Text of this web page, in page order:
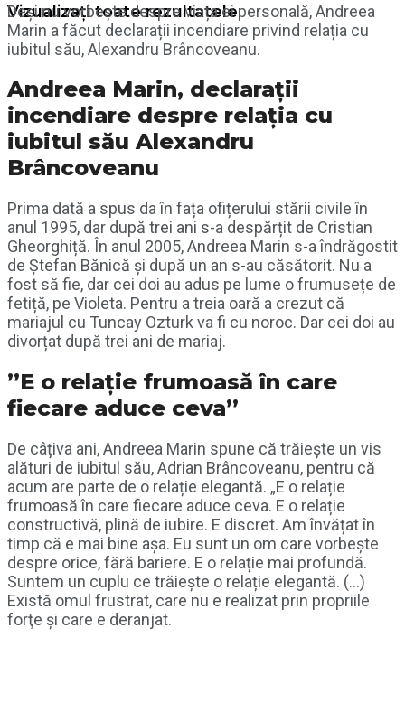
Vizualizați toate rezultatele
Deși nu vorbește despre viața ei personală, Andreea
Marin a făcut declarații incendiare privind relația cu
iubitul său, Alexandru Brâncoveanu.
Andreea Marin, declarații
incendiare despre relația cu
iubitul său Alexandru
Brâncoveanu
Prima dată a spus da în fața ofițerului stării civile în
anul 1995, dar după trei ani s-a despărțit de Cristian
Gheorghiță. În anul 2005, Andreea Marin s-a îndrăgostit
de Ștefan Bănică și după un an s-au căsătorit. Nu a
fost să fie, dar cei doi au adus pe lume o frumusețe de
fetiță, pe Violeta. Pentru a treia oară a crezut că
mariajul cu Tuncay Ozturk va fi cu noroc. Dar cei doi au
divorțat după trei ani de mariaj.
”E o relație frumoasă în care
fiecare aduce ceva”
De câțiva ani, Andreea Marin spune că trăiește un vis
alături de iubitul său, Adrian Brâncoveanu, pentru că
acum are parte de o relație elegantă. „E o relație
frumoasă în care fiecare aduce ceva. E o relație
constructivă, plină de iubire. E discret. Am învățat în
timp că e mai bine așa. Eu sunt un om care vorbește
despre orice, fără bariere. E o relație mai profundă.
Suntem un cuplu ce trăiește o relație elegantă. (…)
Există omul frustrat, care nu e realizat prin propriile
forţe și care e deranjat.